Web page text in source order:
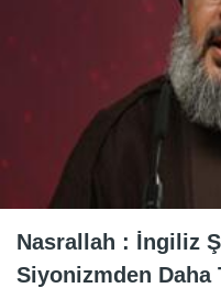
Nasrallah : İngiliz
Siyonizmden